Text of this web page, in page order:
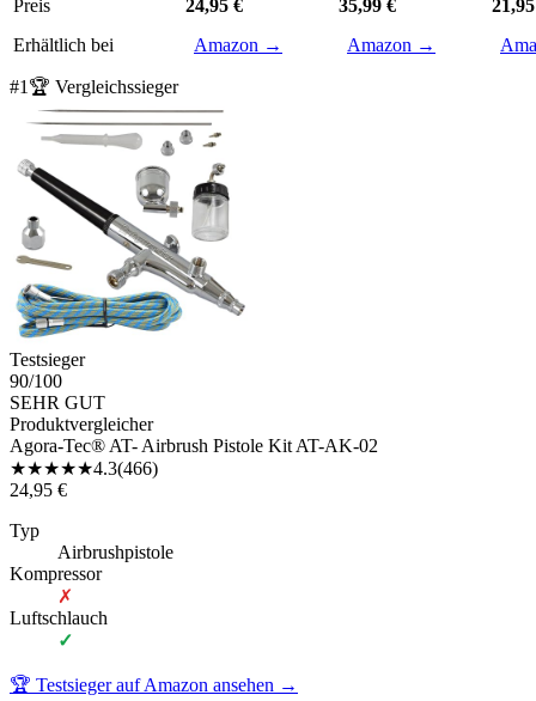
Preis
24,95 € 35,99 €
Erhältlich bei
Amazon → Amazon →
#1 🏆 Vergleichssieger
Testsieger
90/100
SEHR GUT
Produktvergleicher
Agora-Tec® AT- Airbrush Pistole Kit AT-AK-02
★★★★★4.3(466)
24,95 €
Typ
Airbrushpistole
Kompressor
✗
Luftschlauch
✓
🏆 Testsieger auf Amazon ansehen →